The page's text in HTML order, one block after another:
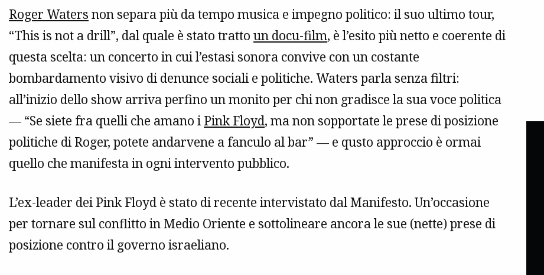
Roger Waters non separa più da tempo musica e impegno politico: il suo ultimo tour,
“This is not a drill”, dal quale è stato tratto un docu-film, è l’esito più netto e coerente di
questa scelta: un concerto in cui l’estasi sonora convive con un costante
bombardamento visivo di denunce sociali e politiche. Waters parla senza filtri:
all’inizio dello show arriva perfino un monito per chi non gradisce la sua voce politica
— “Se siete fra quelli che amano i Pink Floyd, ma non sopportate le prese di posizione
politiche di Roger, potete andarvene a fanculo al bar” — e qusto approccio è ormai
quello che manifesta in ogni intervento pubblico.
L’ex-leader dei Pink Floyd è stato di recente intervistato dal Manifesto. Un’occasione
per tornare sul conflitto in Medio Oriente e sottolineare ancora le sue (nette) prese di
posizione contro il governo israeliano.